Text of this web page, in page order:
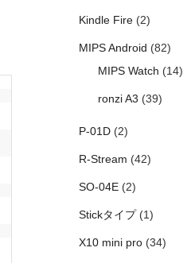
Kindle Fire(2)
MIPS Android (82)
MIPS Watch (14)
ronzi A3 (39)
P-01D(2)
R-Stream (42)
SO-04E(2)
Stickタイプ(1)
X10 mini pro(34)